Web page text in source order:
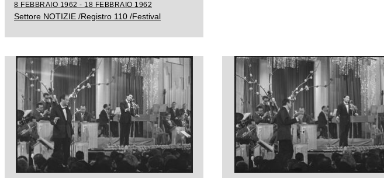
8 FEBBRAIO 1962 - 18 FEBBRAIO 1962
Settore NOTIZIE /Registro 110 /Festival